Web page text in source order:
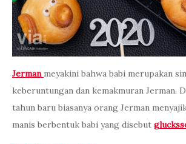
Jerman meyakini bahwa babi merupakan
keberuntungan dan kemakmuran Jerman.
tahun baru biasanya orang Jerman
manis berbentuk babi yang disebut